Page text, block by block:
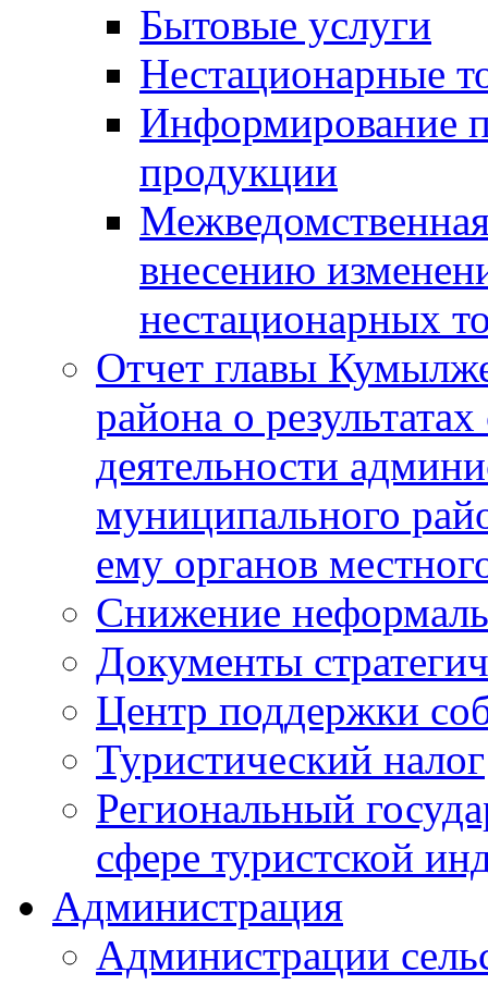
Бытовые услуги
Нестационарные
Информирование
продукции
внесению
нестационарных
Отчет главы
района о
деятельности
муниципального
ему органов
Снижение
Документы
Центр поддержки
Туристический налог
Региональный
сфере туристской
Администрация
Администрации